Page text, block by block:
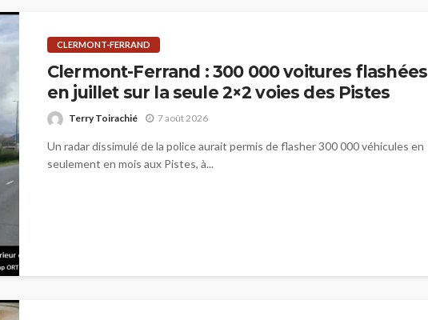
CLERMONT-FERRAND
Clermont-Ferrand : 300 000 voitures flashées
en juillet sur la seule 2×2 voies des Pistes
Terry Toirachié 7 août 2026
Un radar dissimulé de la police aurait permis de flasher 300 000 véhicules en
seulement en mois aux Pistes, à...